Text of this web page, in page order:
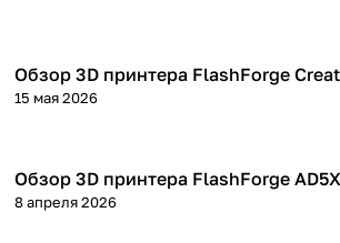
3D принтеры
Обзор 3D принтера FlashForge
15 мая 2026
3D принтеры
Обзор 3D принтера FlashForge AD5X
8 апреля 2026